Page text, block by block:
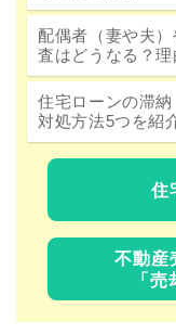
配偶者（妻や夫
査はどうなる？
住宅ローンの滞
対処方法5つを紹
住
不動産
「